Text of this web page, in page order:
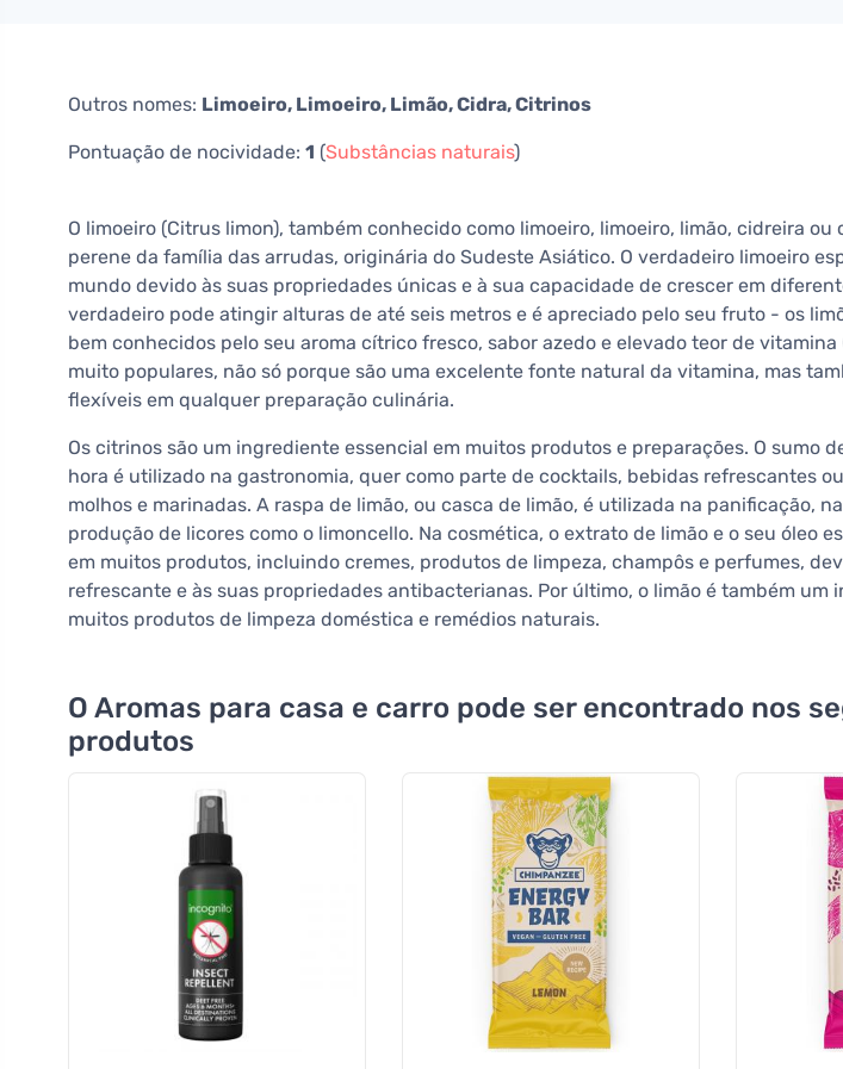
Outros nomes: Limoeiro, Limoeiro, Limão, Cidra, Citrinos
Pontuação de nocividade: 1 (Substâncias naturais)
O limoeiro (Citrus limon), também conhecido como limoeiro, limoeiro, limão, cidreira ou
perene da família das arrudas, originária do Sudeste Asiático. O verdadeiro limoeiro
mundo devido às suas propriedades únicas e à sua capacidade de crescer em
verdadeiro pode atingir alturas de até seis metros e é apreciado pelo seu fruto - os
bem conhecidos pelo seu aroma cítrico fresco, sabor azedo e elevado teor de vitamina
muito populares, não só porque são uma excelente fonte natural da vitamina, mas
flexíveis em qualquer preparação culinária.
Os citrinos são um ingrediente essencial em muitos produtos e preparações. O sumo
hora é utilizado na gastronomia, quer como parte de cocktails, bebidas refrescantes
molhos e marinadas. A raspa de limão, ou casca de limão, é utilizada na panificação,
produção de licores como o limoncello. Na cosmética, o extrato de limão e o seu óleo
em muitos produtos, incluindo cremes, produtos de limpeza, champôs e perfumes,
refrescante e às suas propriedades antibacterianas. Por último, o limão é também um
muitos produtos de limpeza doméstica e remédios naturais.
O Aromas para casa e carro pode ser encontrado nos
produtos